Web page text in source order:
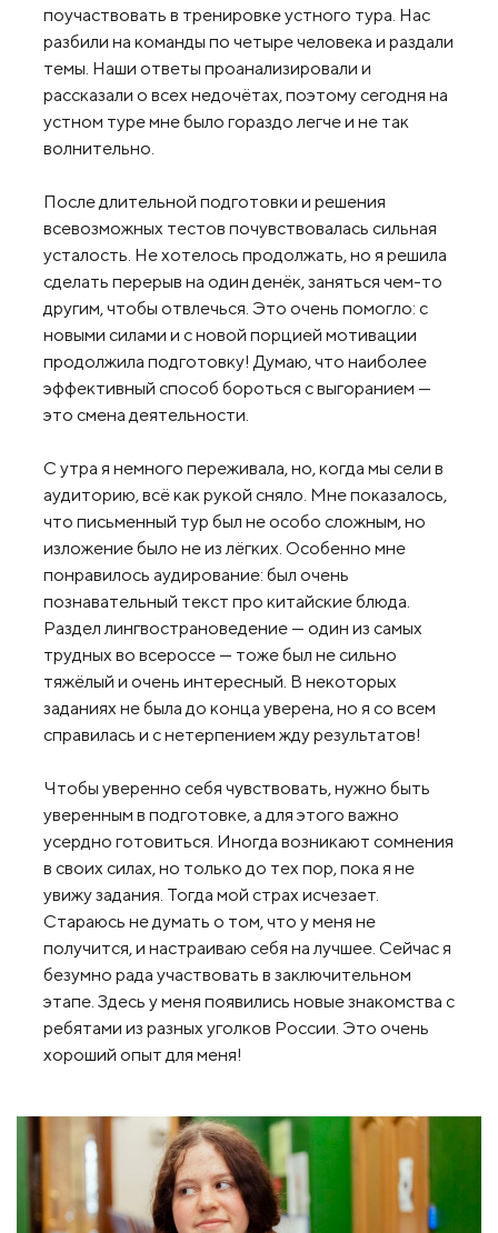
поучаствовать в тренировке устного тура. Нас
разбили на команды по четыре человека и раздали
темы. Наши ответы проанализировали и
рассказали о всех недочётах, поэтому сегодня на
устном туре мне было гораздо легче и не так
волнительно.
После длительной подготовки и решения
всевозможных тестов почувствовалась сильная
усталость. Не хотелось продолжать, но я решила
сделать перерыв на один денёк, заняться чем-то
другим, чтобы отвлечься. Это очень помогло: с
новыми силами и с новой порцией мотивации
продолжила подготовку! Думаю, что наиболее
эффективный способ бороться с выгоранием —
это смена деятельности.
С утра я немного переживала, но, когда мы сели в
аудиторию, всё как рукой сняло. Мне показалось,
что письменный тур был не особо сложным, но
изложение было не из лёгких. Особенно мне
понравилось аудирование: был очень
познавательный текст про китайские блюда.
Раздел лингвострановедение — один из самых
трудных во всероссе — тоже был не сильно
тяжёлый и очень интересный. В некоторых
заданиях не была до конца уверена, но я со всем
справилась и с нетерпением жду результатов!
Чтобы уверенно себя чувствовать, нужно быть
уверенным в подготовке, а для этого важно
усердно готовиться. Иногда возникают сомнения
в своих силах, но только до тех пор, пока я не
увижу задания. Тогда мой страх исчезает.
Стараюсь не думать о том, что у меня не
получится, и настраиваю себя на лучшее. Сейчас я
безумно рада участвовать в заключительном
этапе. Здесь у меня появились новые знакомства с
ребятами из разных уголков России. Это очень
хороший опыт для меня!